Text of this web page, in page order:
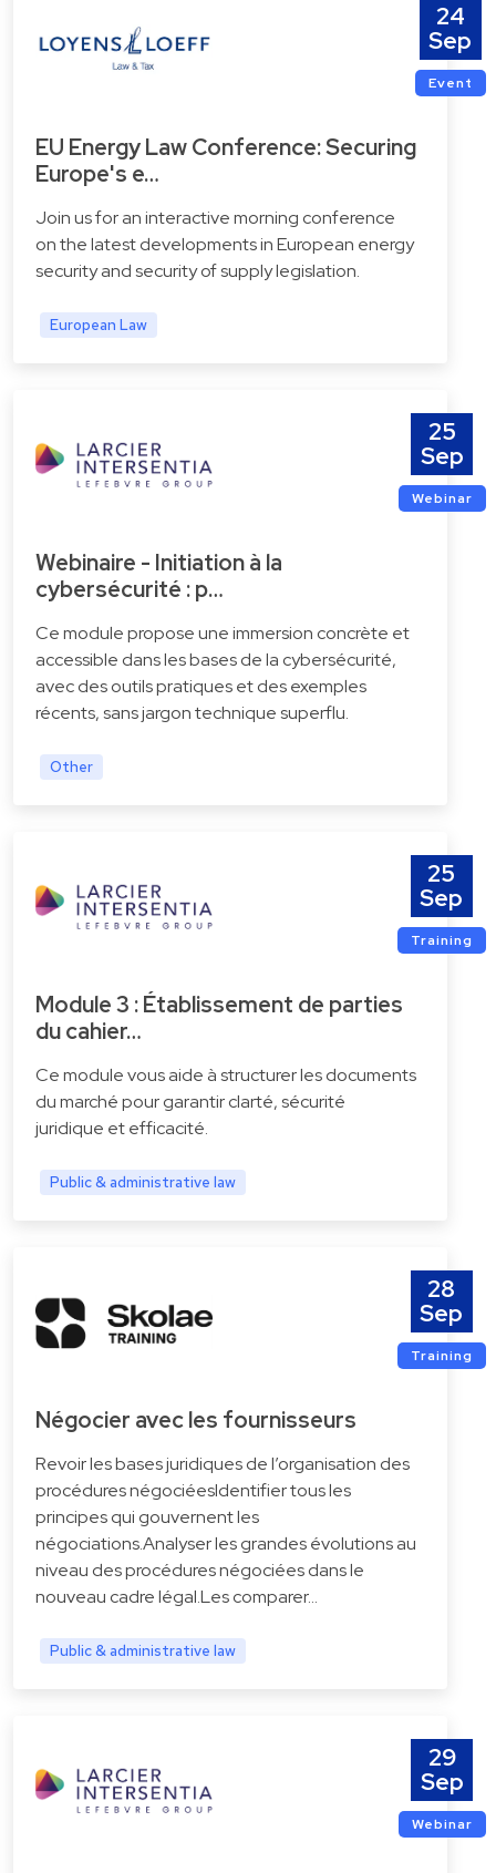
24
Sep
Event
EU Energy Law Conference: Securing
Europe's e…
Join us for an interactive morning conference
on the latest developments in European energy
security and security of supply legislation.
European Law
25
Sep
Webinar
Webinaire - Initiation à la
cybersécurité : p…
Ce module propose une immersion concrète et
accessible dans les bases de la cybersécurité,
avec des outils pratiques et des exemples
récents, sans jargon technique superflu.
Other
25
Sep
Training
Module 3 : Établissement de parties
du cahier…
Ce module vous aide à structurer les documents
du marché pour garantir clarté, sécurité
juridique et efficacité.
Public & administrative law
28
Sep
Training
Négocier avec les fournisseurs
Revoir les bases juridiques de l’organisation des
procédures négociéesIdentifier tous les
principes qui gouvernent les
négociations.Analyser les grandes évolutions au
niveau des procédures négociées dans le
nouveau cadre légal.Les comparer…
Public & administrative law
29
Sep
Webinar